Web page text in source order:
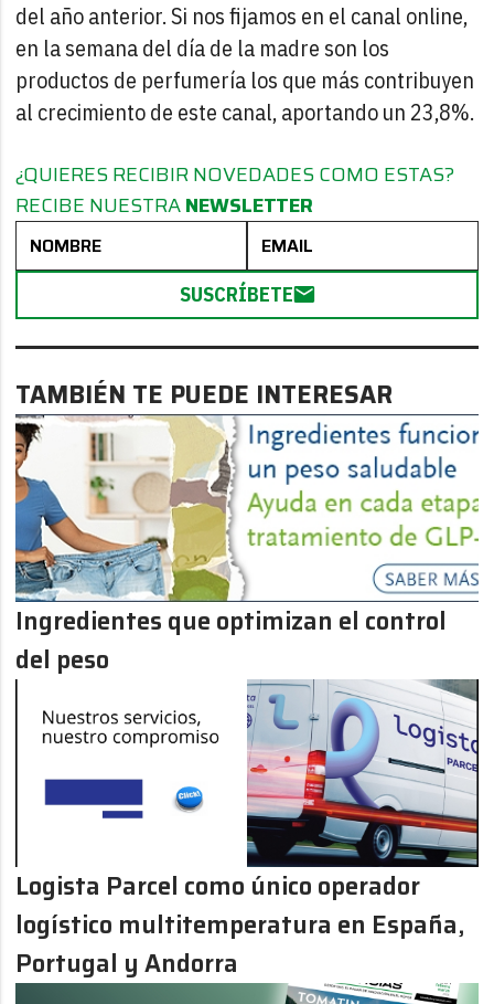
del año anterior. Si nos fijamos en el canal online,
en la semana del día de la madre son los
productos de perfumería los que más contribuyen
al crecimiento de este canal, aportando un 23,8%.
¿QUIERES RECIBIR NOVEDADES COMO ESTAS?
RECIBE NUESTRANEWSLETTER
SUSCRÍBETE
TAMBIÉN TE PUEDE INTERESAR
Ingredientes que optimizan el control
del peso
Logista Parcel como único operador
logístico multitemperatura en España,
Portugal y Andorra